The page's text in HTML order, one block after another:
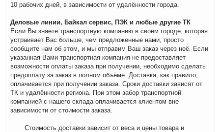
10 рабочих дней, в зависимости от удалённости города.
Деловые линии, Байкал сервис, ПЭК и любые другие ТК
Если Вы знаете транспортную компанию в своём городе, которая
устраивает Вас больше, чем предложенные нами, просто
сообщите нам об этом, и мы отправим Ваш заказ через неё. Если
указанная Вами транспортная компания не предоставляет
возможности оплаты заказа при получении, необходимо сделать
предоплату за заказ в полном объёме. Доставка, как правило,
оплачивается при получении заказа. Сроки доставки зависят от
ТК и удалённости региона. При этом забор транспортной
компанией с нашего склада оплачивается клиентом вне
зависимости от стоимости заказа.
Стоимость доставки зависит от веса и цены товара и